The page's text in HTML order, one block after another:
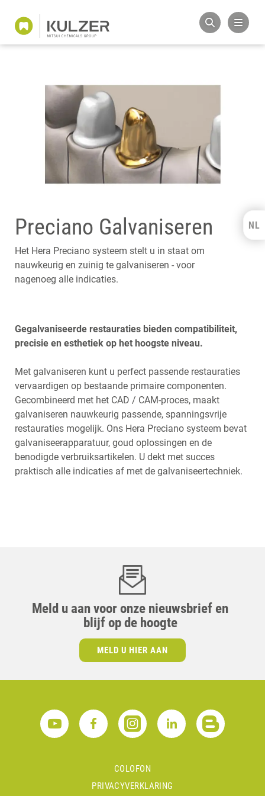
Kulzer Benelux NL
Preciano Galvaniseren
Het Hera Preciano systeem stelt u in staat om
nauwkeurig en zuinig te galvaniseren - voor
nagenoeg alle indicaties.
Gegalvaniseerde restauraties bieden compatibiliteit,
precisie en esthetiek op het hoogste niveau.
Met galvaniseren kunt u perfect passende restauraties
vervaardigen op bestaande primaire componenten.
Gecombineerd met het CAD / CAM-proces, maakt
galvaniseren nauwkeurig passende, spanningsvrije
restauraties mogelijk. Ons Hera Preciano systeem bevat
galvaniseerapparatuur, goud oplossingen en de
benodigde verbruiksartikelen. U dekt met succes
praktisch alle indicaties af met de galvaniseertechniek.
Meld u aan voor onze nieuwsbrief en
blijf op de hoogte
MELD U HIER AAN
COLOFON
PRIVACYVERKLARING